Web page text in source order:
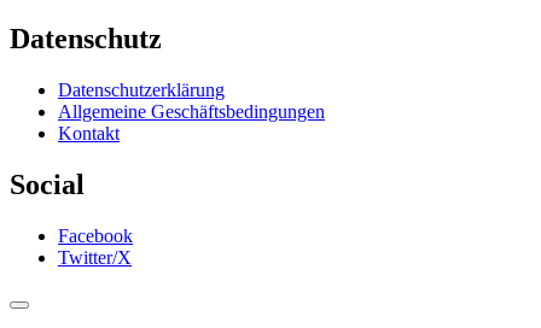
Datenschutz
Datenschutzerklärung
Allgemeine Geschäftsbedingungen
Kontakt
Social
Facebook
Twitter/X